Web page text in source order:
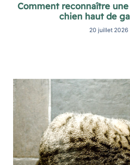
Comment reconnaître
chien haut de
20 juillet 2026